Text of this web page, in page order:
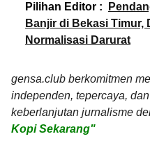
Pilihan Editor :
Banjir di Bekasi Timur,
Normalisasi Darurat
gensa.club berkomitmen
independen, tepercaya,
keberlanjutan jurnalisme
Kopi Sekarang"